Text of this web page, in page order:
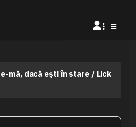
mă, dacă eşti în stare / Lick